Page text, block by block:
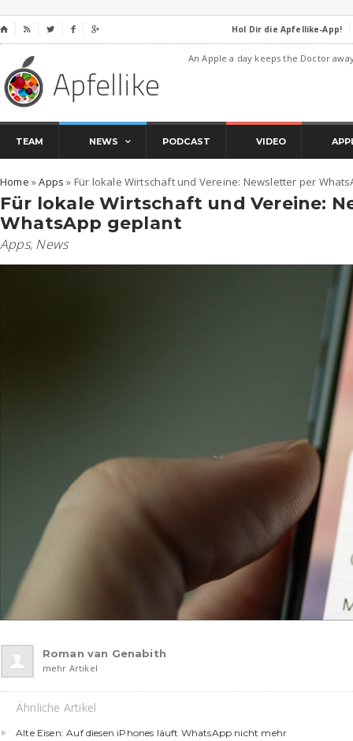
⌂     Hol Dir die Apfellike-App!
An Apple a day keeps the Doctor
TEAM NEWS PODCAST VIDEO
Home »Apps » Für lokale Wirtschaft und Vereine: Newsletter per
Für lokale Wirtschaft und Vereine:
WhatsApp geplant
Apps, News
Roman van Genabith
mehr Artikel
Ähnliche Artikel
Alte Eisen: Auf diesen iPhones läuft WhatsApp nicht mehr